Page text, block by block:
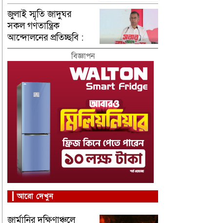
জুলাই স্মৃতি জাদুঘর
সকল গণতান্ত্রিক
আন্দোলনের প্রতিচ্ছবি :
প্রধানমন্ত্রী
বিজ্ঞাপন
আরো দেখুন
জার্মানির দক্ষিণাঞ্চলে